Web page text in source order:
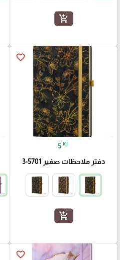
add_shopping_cart
favorite_border
5 ₪
دفتر ملاحظات صغير 5701-3
add_shopping_cart
favorite_border